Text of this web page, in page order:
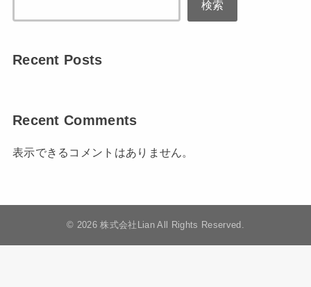
検索
Recent Posts
Recent Comments
表示できるコメントはありません。
© 2026 株式会社Lian All Rights Reserved.